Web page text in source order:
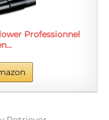
Professionnel